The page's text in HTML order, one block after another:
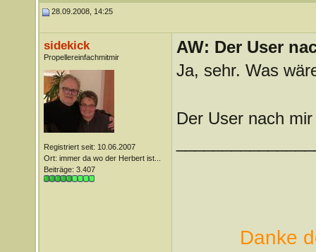
28.09.2008, 14:25
sidekick
Propellereinfachmitmir
Registriert seit: 10.06.2007
Ort: immer da wo der Herbert ist...
Beiträge: 3.407
AW: Der User
Ja, sehr. Was
Der User nach
Danke